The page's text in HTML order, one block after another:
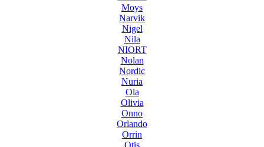
Moys
Narvik
Nigel
Nila
NIORT
Nolan
Nordic
Nuria
Ola
Olivia
Onno
Orlando
Orrin
Otis